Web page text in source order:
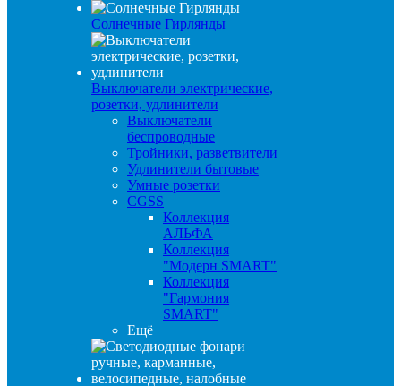
Солнечные Гирлянды
Выключатели электрические,
розетки, удлинители
Выключатели
беспроводные
Тройники, разветвители
Удлинители бытовые
Умные розетки
CGSS
Коллекция
АЛЬФА
Коллекция
"Модерн SMART"
Коллекция
"Гармония
SMART"
Ещё